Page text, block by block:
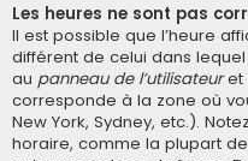
Les heures ne sont pas
Il est possible que l’heure
différent de celui dans
au panneau de l’utilisateuret
corresponde à la zone où
New York, Sydney, etc.).
horaire, comme la plupart